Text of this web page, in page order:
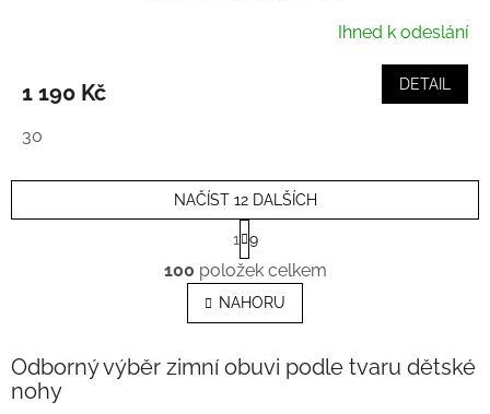
Ihned k odeslání
1 190 Kč DETAIL
30
O
v
l
á
a
NAČÍST 12 DALŠÍCH
t
r
á
n
k
v
á
1 9
100 položek celkem
NAHORU
Odborný výběr zimní obuvi podle tvaru dětské
nohy